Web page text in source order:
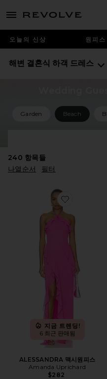
menu - shows more content
오늘의 신상 원피스
해변 결혼식 하객 드레스
Garden Beach
240 항목들
나열순서
필터
Favorite
지금 트렌딩!
6 최근 판매됨
ALESSANDRA 맥시원피스
Amanda Uprichard
$282